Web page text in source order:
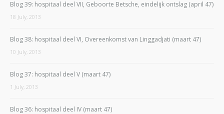
Blog 39: hospitaal deel VII, Geboorte Betsche, eindelijk ontslag (april 47)
18 July, 2013
Blog 38: hospitaal deel VI, Overeenkomst van Linggadjati (maart 47)
10 July, 2013
Blog 37: hospitaal deel V (maart 47)
1 July, 2013
Blog 36: hospitaal deel IV (maart 47)